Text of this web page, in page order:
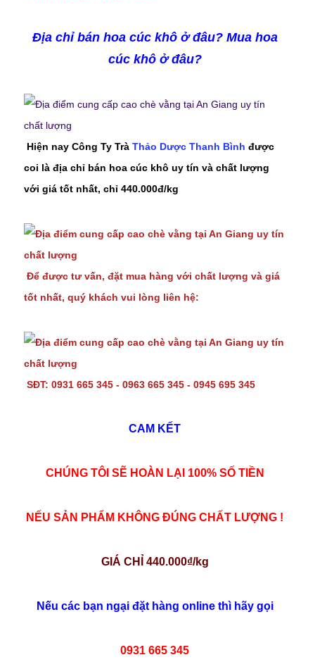
Địa chỉ bán hoa cúc khô ở đâu? Mua hoa
cúc khôở đâu?
Hiện nay Công Ty Trà Thảo Dược Thanh Bình được
coi là địa chỉ bán hoa cúc khô uy tín và chất lượng
với giá tốt nhất, chỉ 440.000đ/kg
Để được tư vấn, đặt mua hàng với chất lượng và giá
tốt nhất, quý khách vui lòng liên hệ:
SĐT: 0931 665 345 - 0963 665 345 - 0945 695 345
CAM KẾT
CHÚNG TÔI SẼ HOÀN LẠI 100% SỐ TIỀN
NẾU SẢN PHẨM KHÔNG ĐÚNG CHẤT LƯỢNG !
GIÁ CHỈ 440.000₫/kg
Nếu các bạn ngại đặt hàng online thì hãy gọi
0931 665 345